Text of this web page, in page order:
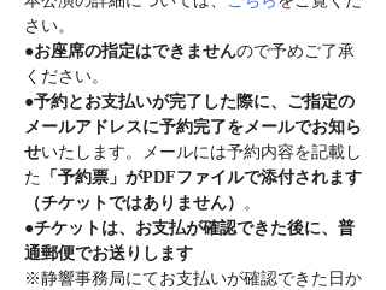
さい。
●お座席の指定はできませんので予めご了承
ください。
●予約とお支払いが完了した際に、ご指定の
メールアドレスに予約完了をメールでお知ら
せいたします。メールには予約内容を記載し
た 「予約票」がPDFファイルで添付されます
（チケットではありません） 。
●チケットは、お支払が確認できた後に、普
通郵便でお送りします
※静響事務局にてお支払いが確認できた日か